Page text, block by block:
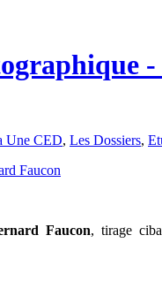
Une CED, Les Dossiers,
Faucon, tirage